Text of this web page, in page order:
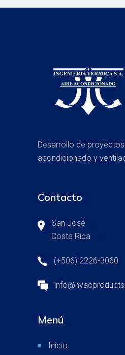
Desarrollo de
acondicionado y
Contacto
San José
Costa Rica
(+506) 2226-3060
Menú
Inicio